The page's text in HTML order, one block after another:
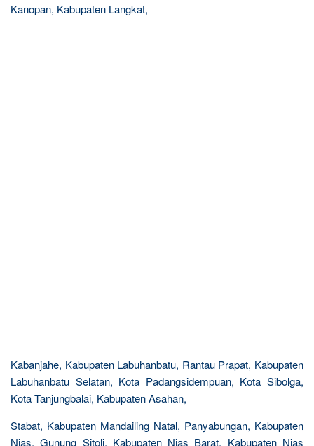
Kanopan, Kabupaten Langkat,
Kabanjahe, Kabupaten Labuhanbatu, Rantau Prapat, Kabupaten
Labuhanbatu Selatan, Kota Padangsidempuan, Kota Sibolga,
Kota Tanjungbalai, Kabupaten Asahan,
Stabat, Kabupaten Mandailing Natal, Panyabungan, Kabupaten
Nias, Gunung Sitoli, Kabupaten Nias Barat, Kabupaten Nias